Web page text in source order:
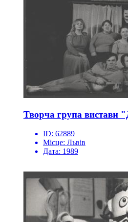
Творча група вистави
ID: 62889
Місце: Львів
Дата: 1989